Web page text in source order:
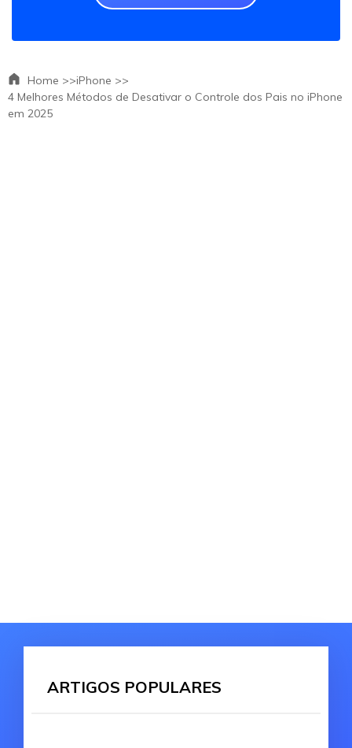
Home >>iPhone >>
4 Melhores Métodos de Desativar o Controle dos Pais no iPhone
em 2025
ARTIGOS POPULARES